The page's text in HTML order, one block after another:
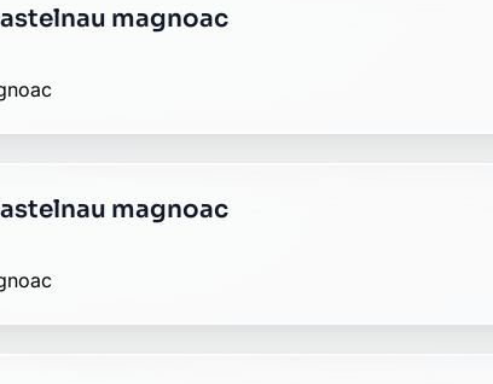
magnoac
magnoac